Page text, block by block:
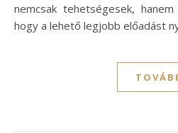
nemcsak tehetségesek,
hogy a lehető legjobb előadást